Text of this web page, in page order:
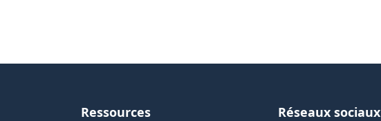
Ressources Réseaux sociaux